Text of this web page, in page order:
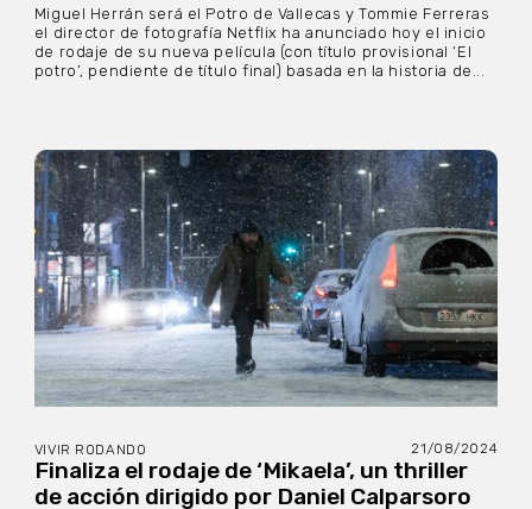
Miguel Herrán será el Potro de Vallecas y Tommie Ferreras
el director de fotografía Netflix ha anunciado hoy el inicio
de rodaje de su nueva película (con título provisional ‘El
potro’, pendiente de título final) basada en la historia de...
VIVIR RODANDO 21/08/2024
Finaliza el rodaje de ‘Mikaela’, un thriller
de acción dirigido por Daniel Calparsoro